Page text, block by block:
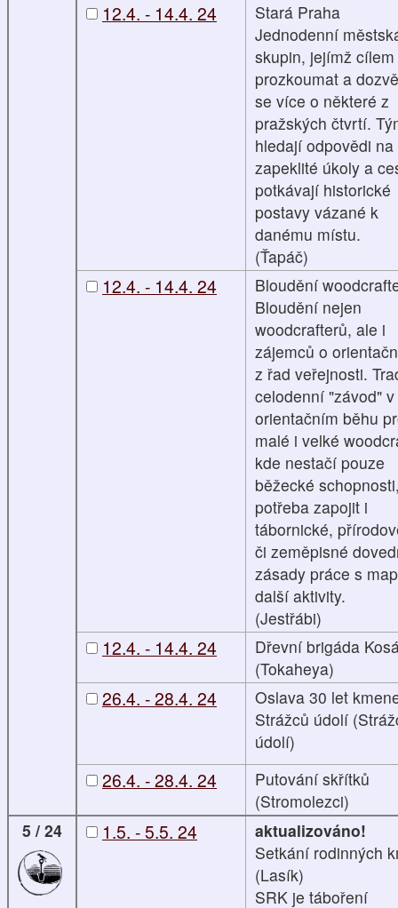
12.4. - 14.4. 24
Stará Praha
Jednodenní
skupin, jejímž
prozkoumat a
se více o některé z
pražských čtvrtí.
hledají odpovědi na
zapeklité úkoly a
potkávají historické
postavy vázané k
danému místu.
(Ťapáč)
12.4. - 14.4. 24
Bloudění
Bloudění nejen
woodcrafterů, ale i
zájemců o
z řad veřejnosti.
celodenní "závod" v
orientačním běhu
malé i velké
kde nestačí pouze
běžecké
potřeba zapojit i
tábornické,
či zeměpisné
zásady práce s
další aktivity.
(Jestřábi)
12.4. - 14.4. 24
Dřevní brigáda
(Tokaheya)
26.4. - 28.4. 24
Oslava 30 let
Strážců údolí
údolí)
26.4. - 28.4. 24
Putování skřítků
(Stromolezci)
5 / 24
1.5. - 5.5. 24
aktualizováno!
Setkání rodinných
(Lasík)
SRK je táboření